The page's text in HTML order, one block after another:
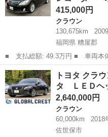
415,000円
クラウン
130,675km
福岡県 糟屋郡
■ 支払総額: 49.3万円 ■ 車両本体価格： 415,000 円 ■ メーカー
名： トヨタ ■ 車種名： クラ
ルーン ドライブレコーダー オ
ＴＶ アルミ...
福岡 糟屋郡 クラウン
トヨタ クラ
タ ＬＥＤヘ
2,640,000円
クラウン
60,000km
2018
佐世保市